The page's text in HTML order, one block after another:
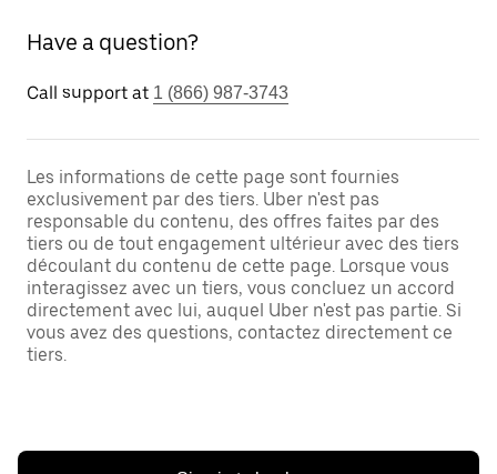
Have a question?
Call support at 1 (866) 987-3743
Les informations de cette page sont fournies
exclusivement par des tiers. Uber n'est pas
responsable du contenu, des offres faites par des
tiers ou de tout engagement ultérieur avec des tiers
découlant du contenu de cette page. Lorsque vous
interagissez avec un tiers, vous concluez un accord
directement avec lui, auquel Uber n'est pas partie. Si
vous avez des questions, contactez directement ce
tiers.